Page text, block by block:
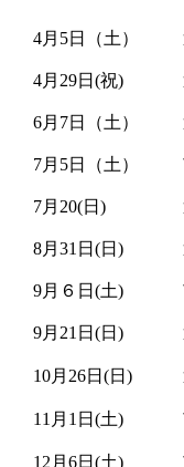
4月5日（土）
4月29日(祝)
6月7日（土）
7月5日（土）
7月20(日)
8月31日(日)
9月６日(土)
9月21日(日)
10月26日(日)
11月1日(土)
12月6日(土)